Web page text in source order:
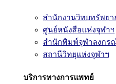
สำนักงานวิทยทรัพย
ศูนย์หนังสือแห่งจุฬาฯ
สำนักพิมพ์จุฬาลงกร
สถานีวิทยุแห่งจุฬาฯ
บริการทางการแพทย์